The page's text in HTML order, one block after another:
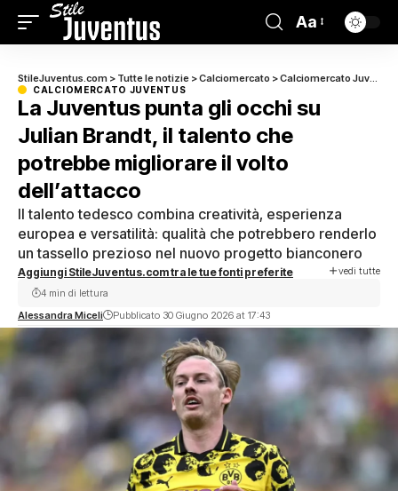
Aa
StileJuventus.com > Tutte le notizie >Calciomercato >Calciomercato Juventus
CALCIOMERCATO JUVENTUS
La Juventus punta gli occhi su
Julian Brandt, il talento che
potrebbe migliorare il volto
dell’attacco
Il talento tedesco combina creatività, esperienza
europea e versatilità: qualità che potrebbero renderlo
un tassello prezioso nel nuovo progetto bianconero
Aggiungi StileJuventus.com tra le tue fonti preferite vedi tutte
Alessandra Miceli Pubblicato 30 Giugno 2026 at 17:43
4 min di lettura